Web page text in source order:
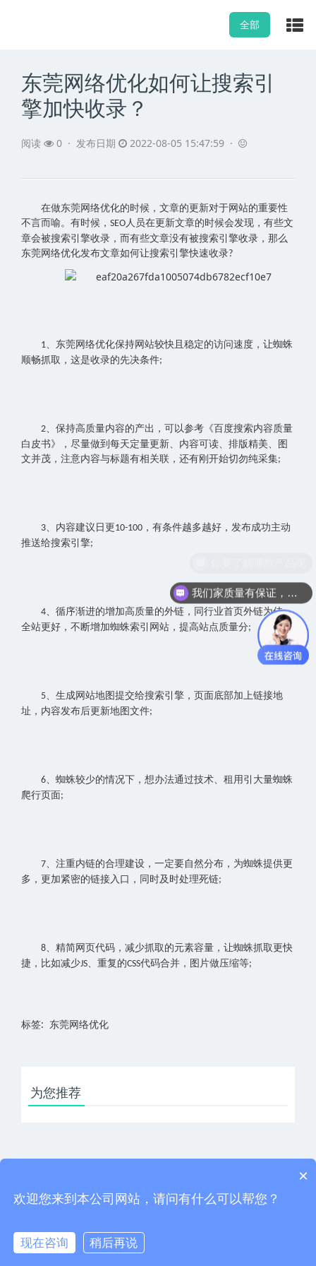
全部
东莞网络优化如何让搜索引
擎加快收录？
阅读 0 · 发布日期 2022-08-05 15:47:59 ·
在做东莞网 络优化的时候，文章的更新对于网站的重要性
不言而喻。有时候， SEO人员在更新文章的时候会发现，有些文
章会被搜索引擎收录，而有些文章没有被搜索引擎收录，那么
东莞网 络优化发布文章如何让搜索引擎快速收录?
1、 东莞网络优化保持网站较快且稳定的访问速度，让蜘蛛
顺畅抓取，这是收录的先决条件;
2、保持高质量内容的产出，可以参考《百度搜索内容质量
白皮书》，尽量做到每天定量更新、内容可读、排版精美、图
文并茂，注意内容与标题有相关联，还有刚开始切勿纯采集;
3、内容建议日更10-100 ，有条件越多越好，发布成功主动
推送给搜索引擎;
4、循序渐进的增加高质量的外链，同行业首页外链为佳，
全站更好，不断增加蜘蛛索引网站，提高站点质量分;
5、生成网站地图提交给搜索引擎，页面底部加上链接地
址，内容发布后更新地图文件;
6、蜘蛛较少的情况下，想办法通过技术、租用引大量蜘蛛
爬行页面;
7、注重内链的合理建设，一定要自然分布，为蜘蛛提供更
多，更加紧密的链接入口，同时及时处理死链;
8、精简网页代码，减少抓取的元素容量，让蜘蛛抓取更快
捷，比如减少JS、重复的CSS代码合并，图片做压缩等;
标签: 东莞网络优化
为您推荐
我们家质量有保证，服务有保障
×
欢迎您来到本公司网站，请问有什么可以帮您？
现在咨询 稍后再说